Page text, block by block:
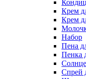
Крем
Крем
Набор
Пена
Пенка
Спрей